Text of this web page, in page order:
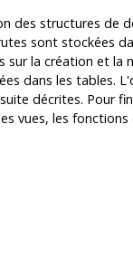
des structures de
sont stockées
sur la création et
dans les tables.
décrites. Pour
vues, les